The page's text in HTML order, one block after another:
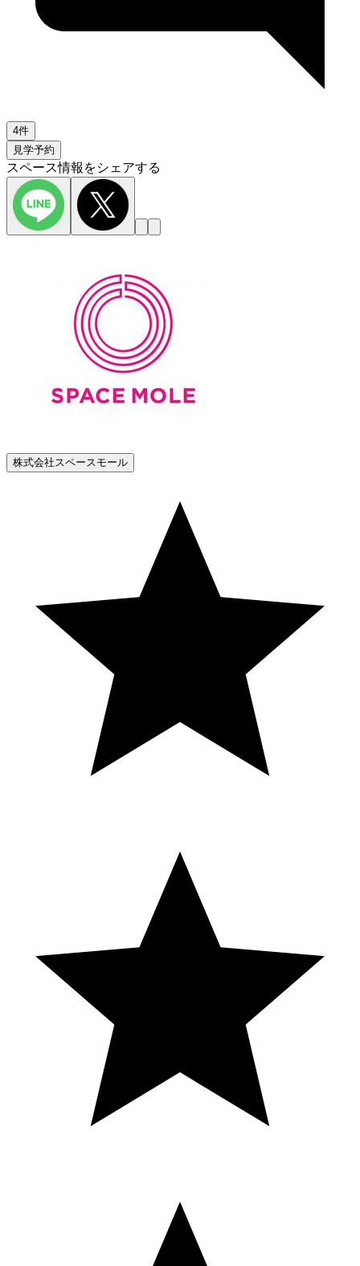
4件
見学予約
スペース情報をシェアする
株式会社スペースモール